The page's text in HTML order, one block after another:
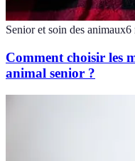
Senior et soin des animaux6
Comment choisir les
animal senior ?